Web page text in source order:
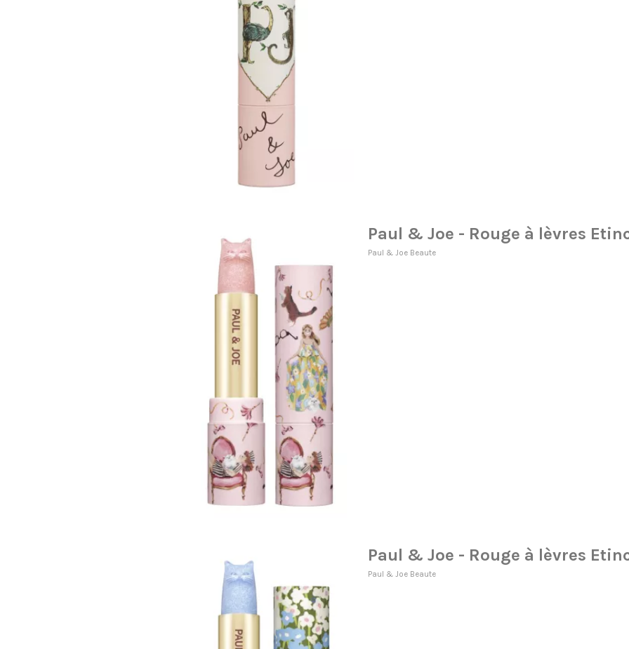
Paul & Joe - Rouge à lèvres
Paul & Joe Beaute
Paul & Joe - Rouge à lèvres
Paul & Joe Beaute